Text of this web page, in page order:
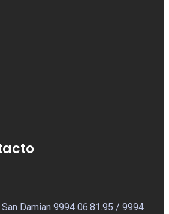
Damian 9994 06.81.95 / 9994